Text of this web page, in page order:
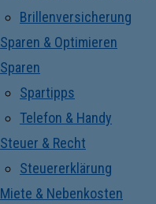
Brillenversicherung
Sparen & Optimieren
Sparen
Spartipps
Telefon & Handy
Steuer & Recht
Steuererklärung
Miete & Nebenkosten